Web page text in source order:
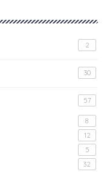
2
30
57
8
12
5
32